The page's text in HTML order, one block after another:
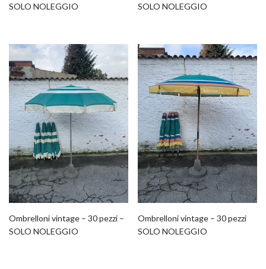
SOLO NOLEGGIO
SOLO NOLEGGIO
Ombrelloni vintage – 30 pezzi –
SOLO NOLEGGIO
Ombrelloni vintage – 30 pezzi
SOLO NOLEGGIO